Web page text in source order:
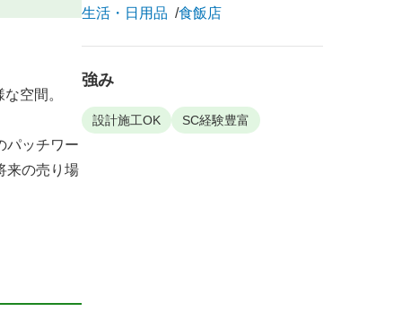
空間。
パッチワー
来の売り場
生活・日用品
食飯店
強み
設計施工OK SC経験豊富